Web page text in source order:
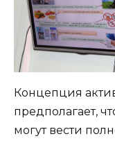
Концепция
предполагает,
могут вести